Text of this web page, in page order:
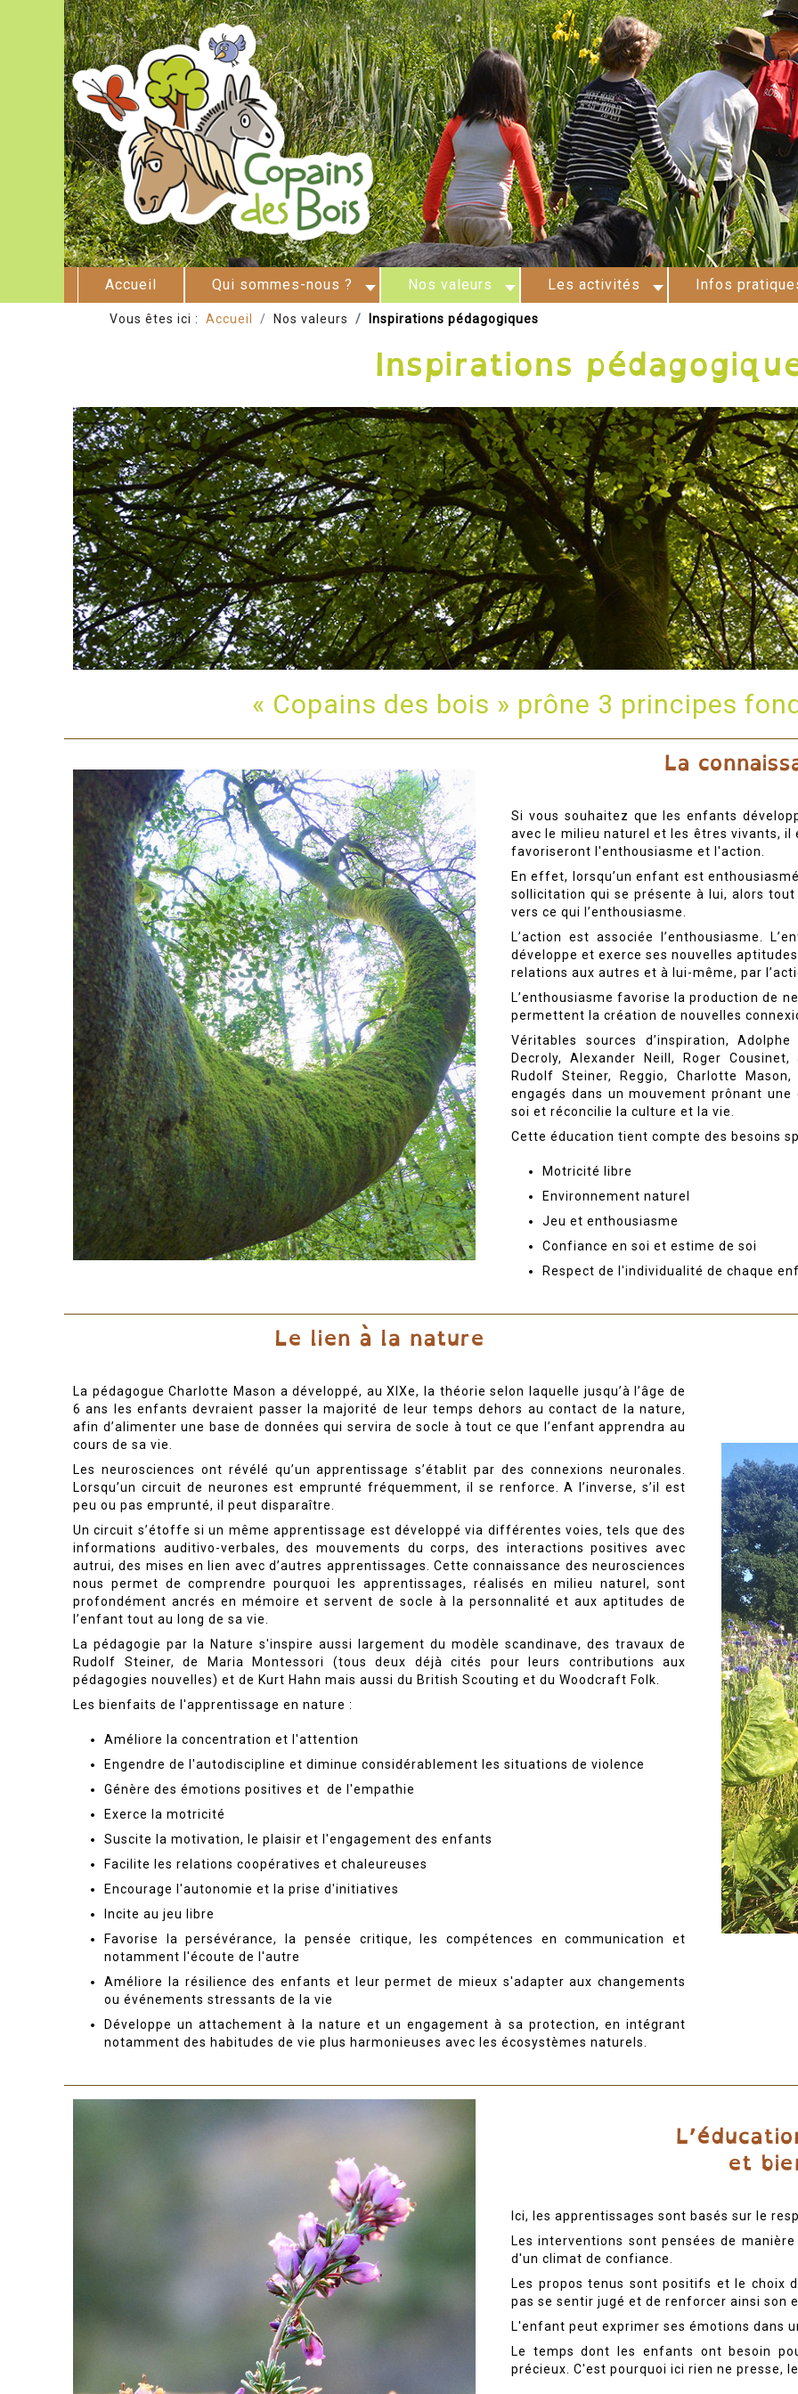
Accueil Qui sommes-nous ? Nos valeurs Les activités Infos
Vous êtes ici : Accueil Nos valeurs Inspirations pédagogiques
« Copains des bois » prône 3 principes
Si vous souhaitez que les enfants
avec le milieu naturel et les êtres vivants,
favoriseront l'enthousiasme et l'action.
En effet, lorsqu’un enfant est
sollicitation qui se présente à lui, alors
vers ce qui l’enthousiasme.
L’action est associée l’enthousiasme.
développe et exerce ses nouvelles
relations aux autres et à lui-même, par
L’enthousiasme favorise la production de
permettent la création de nouvelles
Véritables sources d’inspiration,
Decroly, Alexander Neill, Roger
Rudolf Steiner, Reggio, Charlotte
engagés dans un mouvement prônant
soi et réconcilie la culture et la vie.
Cette éducation tient compte des besoins
Motricité libre
Environnement naturel
Jeu et enthousiasme
Confiance en soi et estime de soi
Respect de l'individualité de chaque
La pédagogue Charlotte Mason a développé, au XIXe, la théorie selon laquelle jusqu’à l’âge de
6 ans les enfants devraient passer la majorité de leur temps dehors au contact de la nature,
afin d’alimenter une base de données qui servira de socle à tout ce que l’enfant apprendra au
cours de sa vie.
Les neurosciences ont révélé qu’un apprentissage s’établit par des connexions neuronales.
Lorsqu’un circuit de neurones est emprunté fréquemment, il se renforce. A l’inverse, s’il est
peu ou pas emprunté, il peut disparaître.
Un circuit s’étoffe si un même apprentissage est développé via différentes voies, tels que des
informations auditivo-verbales, des mouvements du corps, des interactions positives avec
autrui, des mises en lien avec d’autres apprentissages. Cette connaissance des neurosciences
nous permet de comprendre pourquoi les apprentissages, réalisés en milieu naturel, sont
profondément ancrés en mémoire et servent de socle à la personnalité et aux aptitudes de
l’enfant tout au long de sa vie.
La pédagogie par la Nature s'inspire aussi largement du modèle scandinave, des travaux de
Rudolf Steiner, de Maria Montessori (tous deux déjà cités pour leurs contributions aux
pédagogies nouvelles) et de Kurt Hahn mais aussi du British Scouting et du Woodcraft Folk.
Les bienfaits de l'apprentissage en nature :
Améliore la concentration et l'attention
Engendre de l'autodiscipline et diminue considérablement les situations de violence
Génère des émotions positives et de l'empathie
Exerce la motricité
Suscite la motivation, le plaisir et l'engagement des enfants
Facilite les relations coopératives et chaleureuses
Encourage l'autonomie et la prise d'initiatives
Incite au jeu libre
Favorise la persévérance, la pensée critique, les compétences en communication et
notamment l'écoute de l'autre
Améliore la résilience des enfants et leur permet de mieux s'adapter aux changements
ou événements stressants de la vie
Développe un attachement à la nature et un engagement à sa protection, en intégrant
notamment des habitudes de vie plus harmonieuses avec les écosystèmes naturels.
Ici, les apprentissages sont basés sur le
Les interventions sont pensées de
d'un climat de confiance.
Les propos tenus sont positifs et le choix
pas se sentir jugé et de renforcer ainsi son
L'enfant peut exprimer ses émotions dans
Le temps dont les enfants ont besoin
précieux. C'est pourquoi ici rien ne presse,